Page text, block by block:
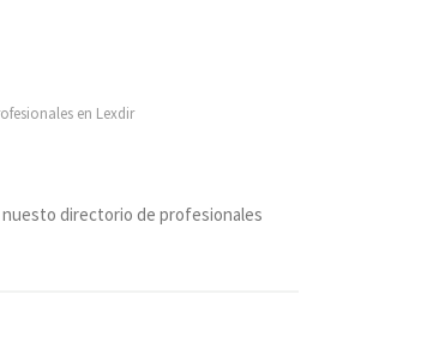
en Lexdir
nuesto directorio de profesionales